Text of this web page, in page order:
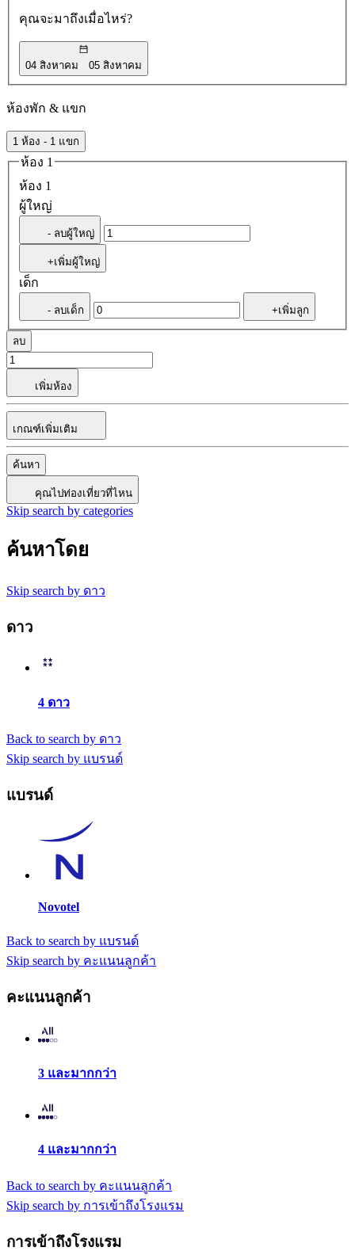
คุณจะมาถึงเมื่อไหร่?
04 สิงหาคม 05 สิงหาคม
ห้องพัก & แขก
1 ห้อง - 1 แขก
ห้อง 1
ห้อง 1
ผู้ใหญ่
- ลบผู้ใหญ่
+เพิ่มผู้ใหญ่
เด็ก
- ลบเด็ก +เพิ่มลูก
ลบ
เพิ่มห้อง
เกณฑ์เพิ่มเติม
ค้นหา
คุณไปท่องเที่ยวที่ไหน
Skip search by categories
ค้นหาโดย
Skip search by ดาว
ดาว
4 ดาว
Back to search by ดาว
Skip search by แบรนด์
แบรนด์
Novotel
Back to search by แบรนด์
Skip search by คะแนนลูกค้า
คะแนนลูกค้า
3 และมากกว่า
4 และมากกว่า
Back to search by คะแนนลูกค้า
Skip search by การเข้าถึงโรงแรม
การเข้าถึงโรงแรม